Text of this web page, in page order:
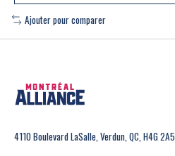
Ajouter pour comparer
4110 Boulevard LaSalle, Verdun, QC, H4G 2A5